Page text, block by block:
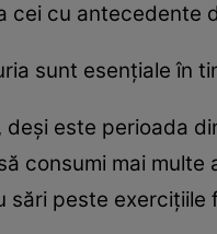
cu antecedente
sunt esențiale în
este perioada
consumi mai
sări peste exercițiile